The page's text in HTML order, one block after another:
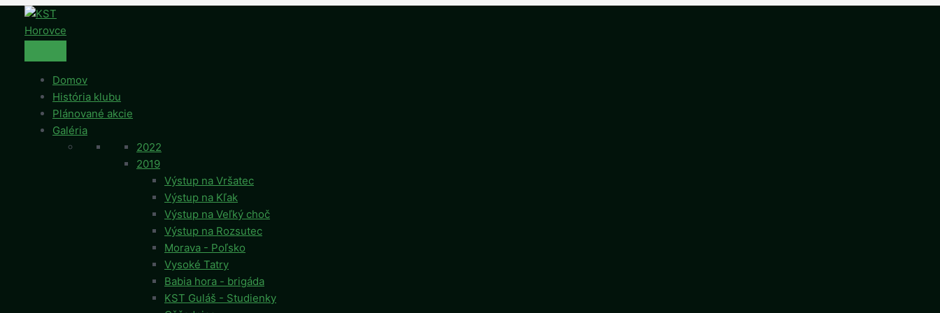
Preskočiť
Domov
História klubu
Plánované akcie
Galéria
2022
2019
Výstup na Vršatec
Výstup na Kľak
Výstup na Veľký choč
Výstup na Rozsutec
Morava - Poľsko
Vysoké Tatry
Babia hora - brigáda
KST Guláš - Studienky